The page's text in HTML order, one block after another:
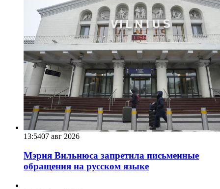
13:5407 авг 2026
Мэрия Вильнюса запретила письменные
обращения на русском языке